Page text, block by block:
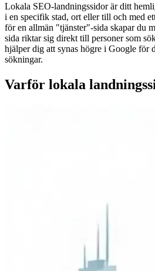
Lokala SEO-landningssidor är ditt
i en specifik stad, ort eller till och med
för en allmän "tjänster"-sida skapar du
sida riktar sig direkt till personer som
hjälper dig att synas högre i Google för
sökningar.
Varför lokala